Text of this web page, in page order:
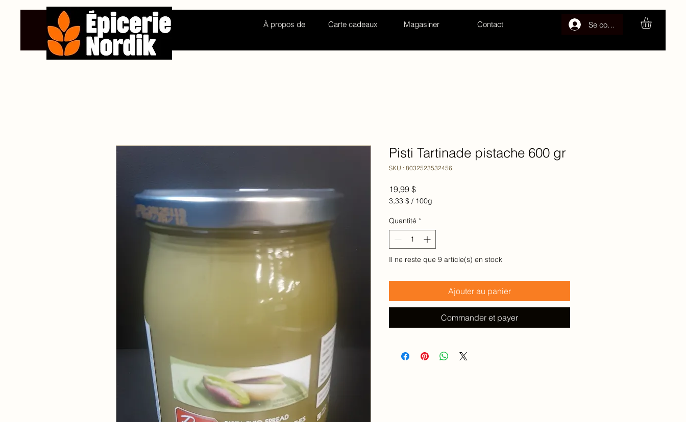
À propos de Carte cadeaux Magasiner Contact Se connecter
Pisti Tartinade pistache 600 gr
SKU : 8032523532456
19,99 $Prix
3,33 $ / 100g
pour
100
Grammes
Quantité *
Il ne reste que 9 article(s) en stock
Ajouter au panier
Commander et payer